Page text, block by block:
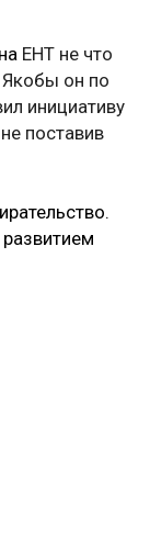
ЕНТ не что
Якобы он по
инициативу
поставив